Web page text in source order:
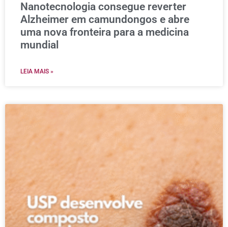
Nanotecnologia consegue reverter
Alzheimer em camundongos e abre
uma nova fronteira para a medicina
mundial
LEIA MAIS »